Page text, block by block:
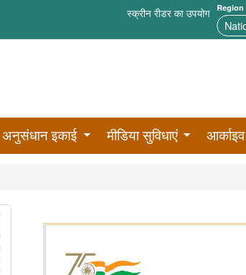
स्क्रीन रीडर का उपयोग Region
अनुसंधान इकाई मीडिया सुविधाएं आर्काइव